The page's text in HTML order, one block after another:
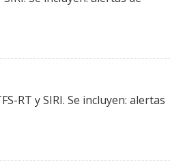
RT y SIRI. Se incluyen: alertas